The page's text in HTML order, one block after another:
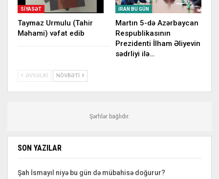
SIYASƏT
Taymaz Urmulu (Tahir
Məhami) vəfat edib
İRAN BU GÜN
Martın 5-də Azərbaycan
Respublikasının
Prezidenti İlham Əliyevin
sədrliyi ilə…
ƏVVƏLKI NÖVBƏTI
Şərhlər bağlıdır.
SON YAZILAR
Şah İsmayıl niyə bu gün də mübahisə doğurur?